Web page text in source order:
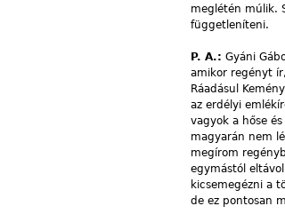
meglétén múlik.
függetleníteni.
P. A.: Gyáni
amikor regényt
Ráadásul
az erdélyi
vagyok a hőse
magyarán nem
megírom
egymástól
kicsemegézni a
de ez pontosan